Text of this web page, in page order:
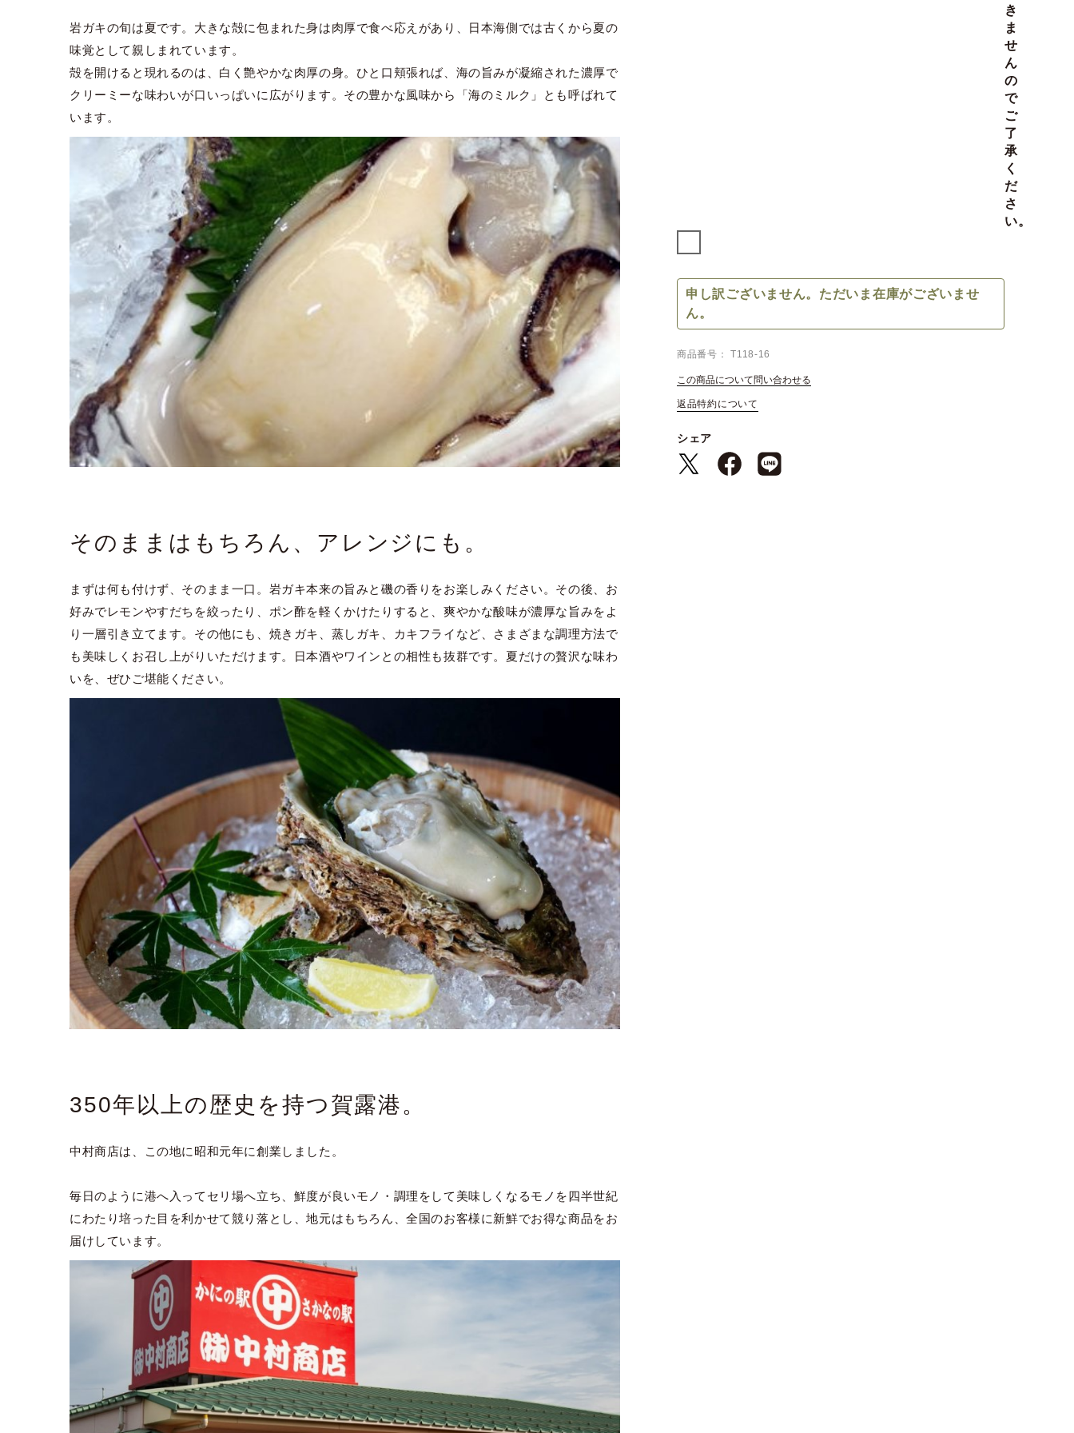
き
ま
せ
ん
の
で
ご
了
承
く
だ
さ
い。
申し訳ございません。ただいま在庫がございませ
ん。
商品番号 T118-16
この商品について問い合わせる
返品特約について
シェア
岩ガキの旬は夏です。大きな殻に包まれた身は肉厚で食べ応えがあり、日本海側では古くから夏の
味覚として親しまれています。
殻を開けると現れるのは、白く艶やかな肉厚の身。ひと口頬張れば、海の旨みが凝縮された濃厚で
クリーミーな味わいが口いっぱいに広がります。その豊かな風味から「海のミルク」とも呼ばれて
います。
そのままはもちろん、アレンジにも。
まずは何も付けず、そのまま一口。岩ガキ本来の旨みと磯の香りをお楽しみください。その後、お
好みでレモンやすだちを絞ったり、ポン酢を軽くかけたりすると、爽やかな酸味が濃厚な旨みをよ
り一層引き立てます。その他にも、焼きガキ、蒸しガキ、カキフライなど、さまざまな調理方法で
も美味しくお召し上がりいただけます。日本酒やワインとの相性も抜群です。夏だけの贅沢な味わ
いを、ぜひご堪能ください。
350年以上の歴史を持つ賀露港。
中村商店は、この地に昭和元年に創業しました。
毎日のように港へ入ってセリ場へ立ち、鮮度が良いモノ・調理をして美味しくなるモノを四半世紀
にわたり培った目を利かせて競り落とし、地元はもちろん、全国のお客様に新鮮でお得な商品をお
届けしています。